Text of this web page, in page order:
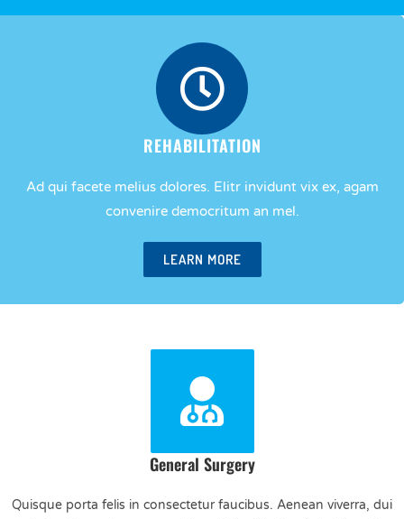
REHABILITATION
Ad qui facete melius dolores. Elitr invidunt vix ex, agam
convenire democritum an mel.
LEARN MORE
General Surgery
Quisque porta felis in consectetur faucibus. Aenean viverra, dui